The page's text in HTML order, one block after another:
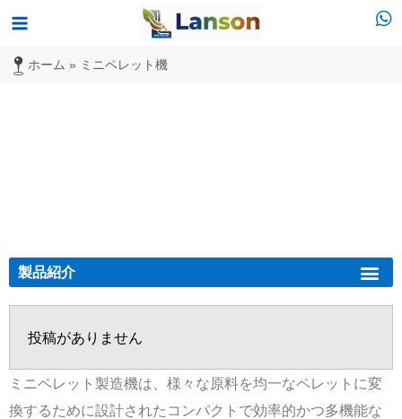
内メ
イ
ー
ホーム » ミニペレット機
製品紹介
投稿がありません
ミニペレット製造機は、様々な原料を均一なペレットに変
換するために設計されたコンパクトで効率的かつ多機能な